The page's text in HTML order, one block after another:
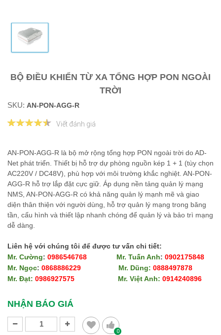
BỘ ĐIỀU KHIỂN TỪ XA TỔNG HỢP PON NGOÀI
TRỜI
SKU: AN-PON-AGG-R
Viết đánh giá
AN-PON-AGG-R là bộ mở rộng tổng hợp PON ngoài trời do AD-
Net phát triển. Thiết bị hỗ trợ dự phòng nguồn kép 1 + 1 (tùy chọn
AC220V / DC48V), phù hợp với môi trường khắc nghiệt. AN-PON-
AGG-R hỗ trợ lắp đặt cực giữ. Áp dụng nền tảng quản lý mạng
NMS, AN-PON-AGG-R có khả năng quản lý mạnh mẽ và giao
diện thân thiện với người dùng, hỗ trợ quản lý mạng trong băng
tần, cấu hình và thiết lập nhanh chóng để quản lý và bảo trì mạng
dễ dàng.​​​​​​​
Liên hệ với chúng tôi để được tư vấn chi tiết:
Mr. Cường: 0986546768 Mr. Tuấn Anh: 0902175848
Mr. Ngọc: 0868886229 Mr. Dũng: 0888497878
Mr. Đạt: 0986927575 Mr. Việt Anh: 0914240896​​​​​​​
NHẬN BÁO GIÁ
0